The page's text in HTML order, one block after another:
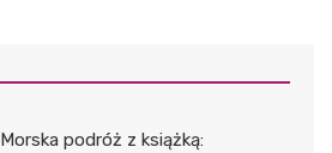
Morska podróż z książką: